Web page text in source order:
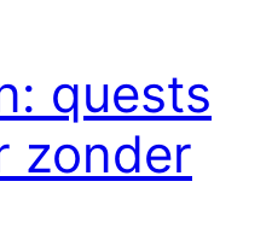
quests
zonder